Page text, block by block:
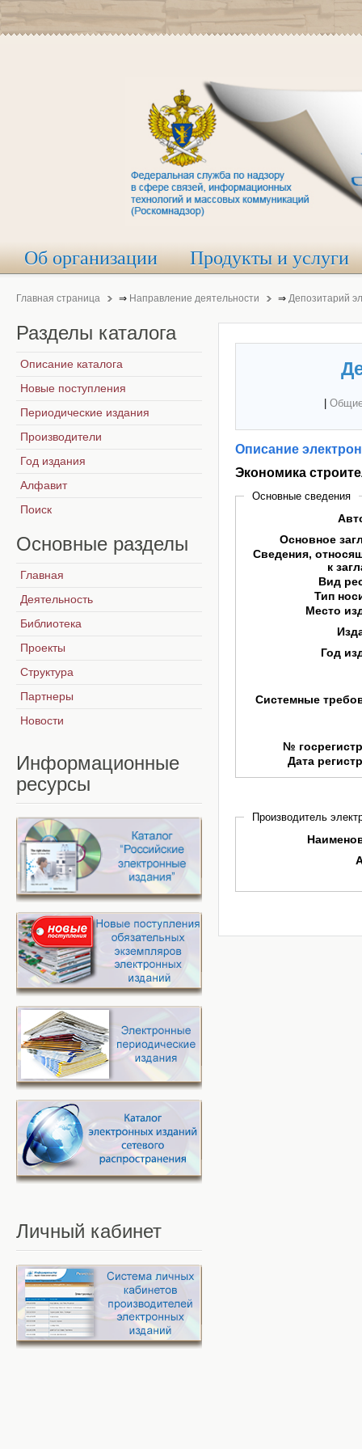
Об организации Продукты и услуги
Главная страница ⇒ Направление деятельности ⇒ Депозитарий
Описание
Экономика
Основные сведения
Основное
Сведения,
к
Вид
Тип
Место
Год
Системные
№
Дата
Производитель
Разделы каталога
Описание каталога
Новые поступления
Периодические издания
Производители
Год издания
Алфавит
Поиск
Основные разделы
Главная
Деятельность
Библиотека
Проекты
Структура
Партнеры
Новости
Информационные
ресурсы
Личный кабинет